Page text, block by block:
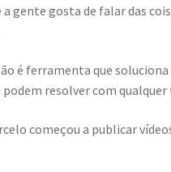
a gente gosta de falar das
é ferramenta que
resolver com
começou a publicar